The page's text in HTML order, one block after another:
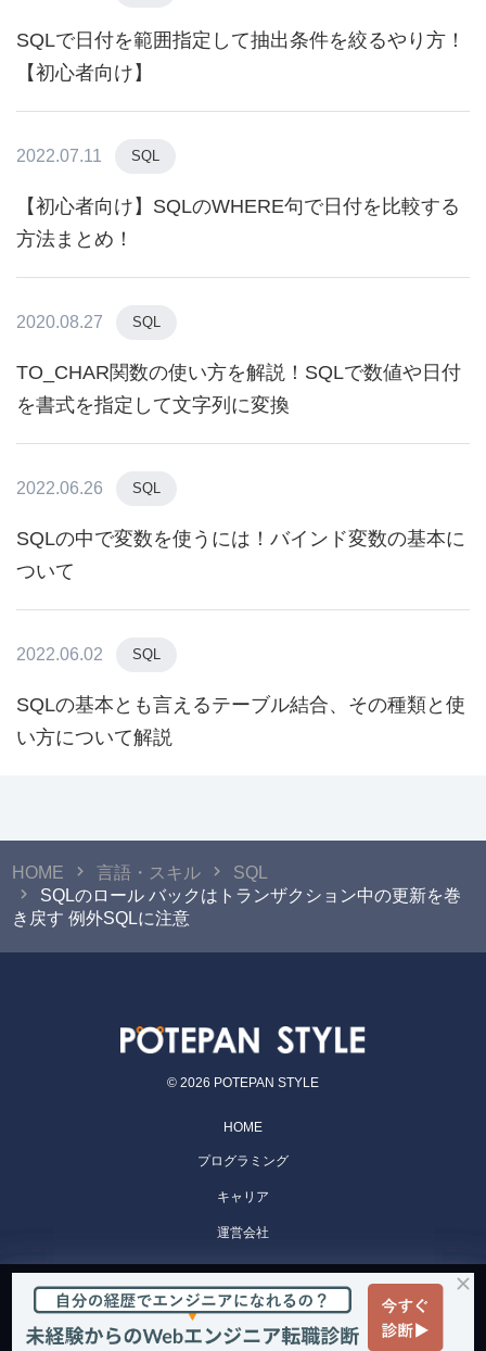
SQLで日付を範囲指定して抽出条件を絞るやり方！
【初心者向け】
2022.07.11 SQL
【初心者向け】SQLのWHERE句で日付を比較する
方法まとめ！
2020.08.27 SQL
TO_CHAR関数の使い方を解説！SQLで数値や日付
を書式を指定して文字列に変換
2022.06.26 SQL
SQLの中で変数を使うには！バインド変数の基本に
ついて
2022.06.02 SQL
SQLの基本とも言えるテーブル結合、その種類と使
い方について解説
HOME 言語・スキル
SQL
SQLのロール バックはトランザクション中の更新を巻
き戻す 例外SQLに注意
© 2026 POTEPAN STYLE
HOME
プログラミング
キャリア
運営会社
POTEPAN CAMP